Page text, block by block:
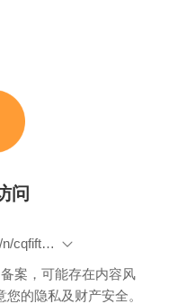
问
http://rstyle.me/n/cqfifttjze
案，可能存在内容风
的隐私及财产安全。